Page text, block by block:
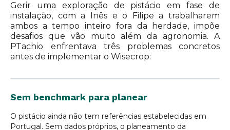
Gerir uma exploração de pistácio em fase de
instalação, com a Inês e o Filipe a trabalharem
ambos a tempo inteiro fora da herdade, impõe
desafios que vão muito além da agronomia. A
PTachio enfrentava três problemas concretos
antes de implementar o Wisecrop:
Sem benchmark para planear
O pistácio ainda não tem referências estabelecidas em
Portugal. Sem dados próprios, o planeamento da